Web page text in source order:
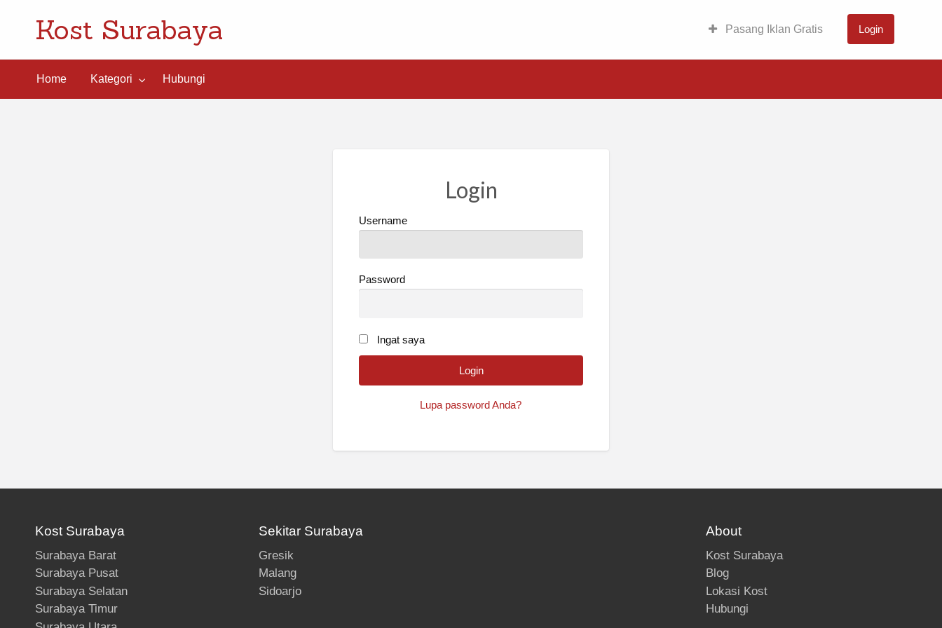
Kost Surabaya Pasang Iklan Gratis Login
Home Kategori Hubungi
Login
Username
Password
Ingat saya
Lupa password Anda?
Kost Surabaya
Surabaya Barat
Surabaya Pusat
Surabaya Selatan
Surabaya Timur
Sekitar Surabaya
Gresik
Malang
Sidoarjo
About
Kost Surabaya
Blog
Lokasi Kost
Hubungi